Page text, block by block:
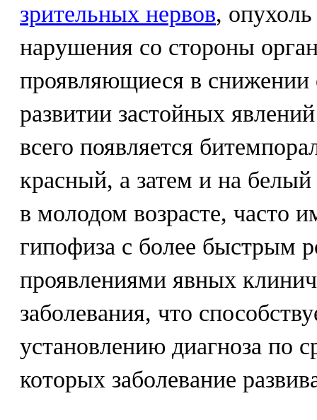
зрительных нервов,
нарушения со стороны
проявляющиеся в снижении
развитии застойных
всего появляется
красный, а затем и на
в молодом возрасте, часто
гипофиза с более быстрым
проявлениями явных
заболевания, что
установлению диагноза по
которых заболевание